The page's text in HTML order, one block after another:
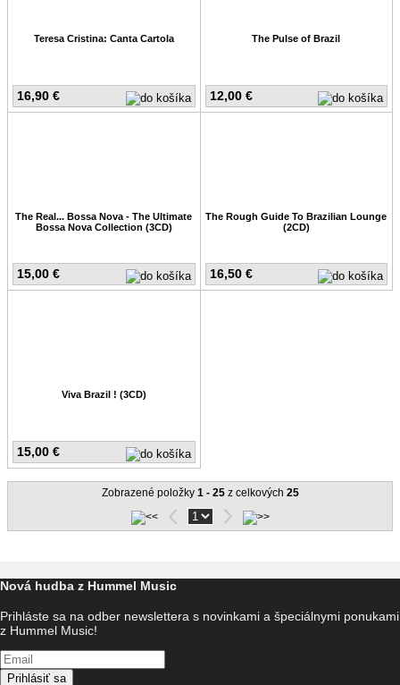
16,90 €
Teresa Cristina: Canta Cartola
12,00 €
The Pulse of Brazil
15,00 €
The Real... Bossa Nova - The Ultimate
Bossa Nova Collection (3CD)
16,50 €
The Rough Guide To Brazilian Lounge
(2CD)
15,00 €
Viva Brazil ! (3CD)
Zobrazené položky 1 - 25z celkových 25
Nová hudba z Hummel Music
Prihláste sa na odber newslettera s novinkami a špeciálnymi ponukami
z Hummel Music!
Prihlásiť sa